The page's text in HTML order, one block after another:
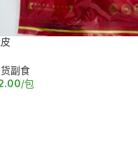
副食
/包